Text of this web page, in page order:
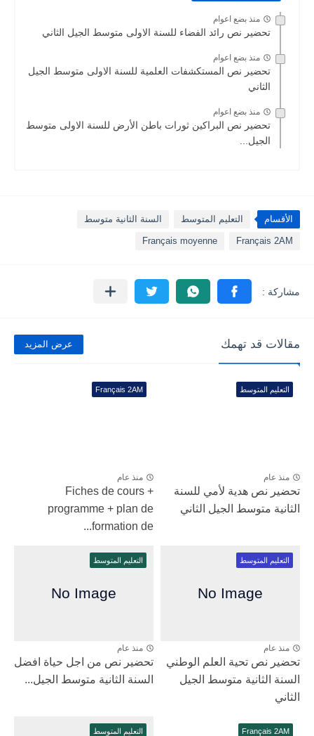
منذ بضع اعوام
تحضير نص رائد الفضاء للسنة الاولى متوسط الجيل الثاني
منذ بضع اعوام
تحضير نص المستكشفات العلمية للسنة الاولى متوسط الجيل
الثاني
منذ بضع اعوام
تحضير نص البراكين ثورات باطن الأرض للسنة الاولى متوسط
الجيل...
الأقسام التعليم المتوسط السنة الثانية متوسط
Français 2AM
Français moyenne
مقالات قد تهمك عرض المزيد
التعليم المتوسط
منذ عام
تحضير نص هدية لأمي للسنة
الثانية متوسط الجيل الثاني
Français 2AM
منذ عام
Fiches de cours +
programme + plan de
formation de...
التعليم المتوسط
منذ عام
تحضير نص تحية العلم الوطني
السنة الثانية متوسط الجيل
الثاني
التعليم المتوسط
منذ عام
تحضير نص من اجل حياة افضل
السنة الثانية متوسط الجيل...
Français 2AM التعليم المتوسط